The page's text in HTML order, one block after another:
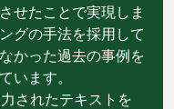
せたことで実現しま
グの手法を採用して
かった過去の事例を
います。
されたテキストを